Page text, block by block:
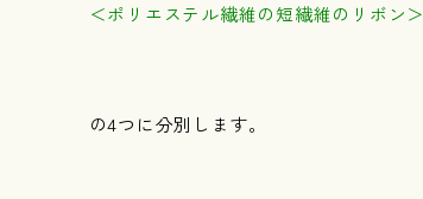
＜ポリエステル繊維の短繊維のリボン＞
の4つに分別します。